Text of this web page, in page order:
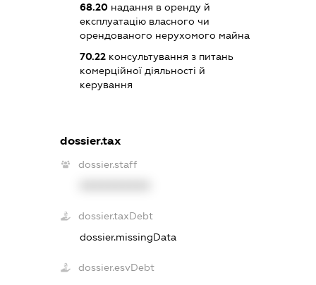
68.20надання в оренду й
експлуатацію власного чи
орендованого нерухомого майна
70.22консультування з питань
комерційної діяльності й
керування
dossier.tax
dossier.staff
dossier.taxDebt
dossier.missingData
dossier.esvDebt